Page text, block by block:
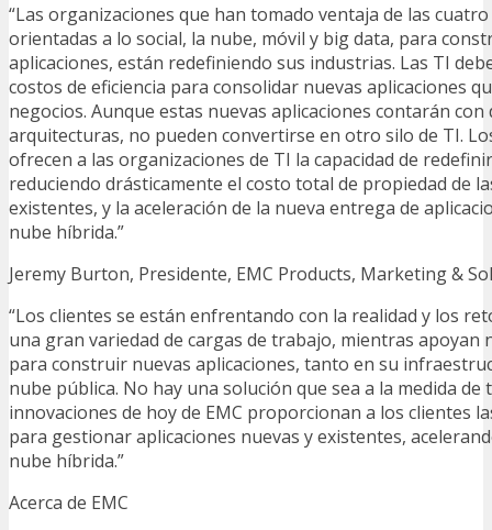
“Las organizaciones que han tomado ventaja de las
orientadas a lo social, la nube, móvil y big data, para
aplicaciones, están redefiniendo sus industrias. Las TI
costos de eficiencia para consolidar nuevas aplicaciones
negocios. Aunque estas nuevas aplicaciones contarán
arquitecturas, no pueden convertirse en otro silo de TI.
ofrecen a las organizaciones de TI la capacidad de
reduciendo drásticamente el costo total de propiedad de
existentes, y la aceleración de la nueva entrega de
nube híbrida.”
Jeremy Burton, Presidente, EMC Products, Marketing &
“Los clientes se están enfrentando con la realidad y los
una gran variedad de cargas de trabajo, mientras apoyan
para construir nuevas aplicaciones, tanto en su
nube pública. No hay una solución que sea a la medida de
innovaciones de hoy de EMC proporcionan a los clientes
para gestionar aplicaciones nuevas y existentes,
nube híbrida.”
Acerca de EMC